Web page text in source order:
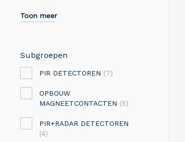
Toon meer
Subgroepen
PIR DETECTOREN (7)
OPBOUW
MAGNEETCONTACTEN (5)
PIR+RADAR DETECTOREN
(4)